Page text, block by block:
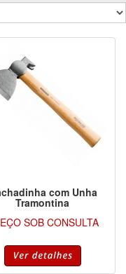
com Unha
Tramontina
SOB CONSULTA